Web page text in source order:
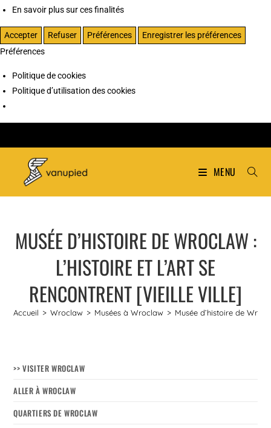
En savoir plus sur ces finalités
Accepter Refuser Préférences
Enregistrer les préférences
Préférences
Politique de cookies
Politique d’utilisation des cookies
MENU
MUSÉE D’HISTOIRE DE WROCLAW :
L’HISTOIRE ET L’ART SE
RENCONTRENT [VIEILLE VILLE]
Accueil > Wroclaw > Musées à Wroclaw > Musée d’histoire de
>> VISITER WROCLAW
ALLER À WROCLAW
QUARTIERS DE WROCLAW